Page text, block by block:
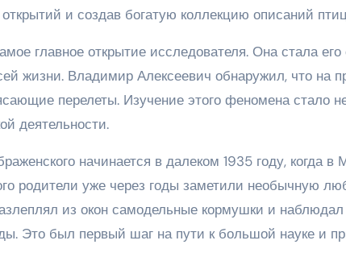
и создав богатую коллекцию описаний
главное открытие исследователя. Она стала
жизни. Владимир Алексеевич обнаружил, что на
перелеты. Изучение этого феномена стало
деятельности.
начинается в далеком 1935 году, когда в
родители уже через годы заметили необычную
из окон самодельные кормушки и
Это был первый шаг на пути к большой науке и